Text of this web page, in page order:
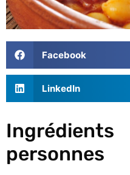
Facebook
LinkedIn
personnes